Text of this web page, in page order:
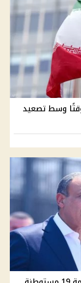
وسط تصعيد